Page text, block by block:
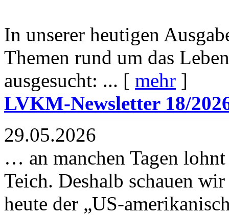
In unserer heutigen
Themen rund um das
ausgesucht: ... [ mehr ]
LVKM-Newsletter 18/
29.05.2026
… an manchen Tagen
Teich. Deshalb schauen
heute der „US-